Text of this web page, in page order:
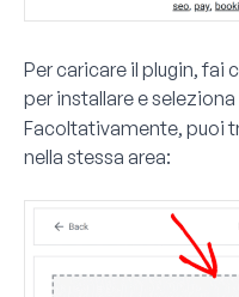
Per caricare il plugin, fai
per installaree seleziona
Facoltativamente, puoi
nella stessa area: